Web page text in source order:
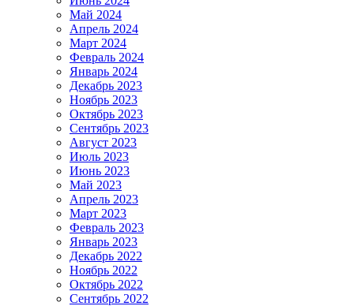
Май 2024
Апрель 2024
Март 2024
Февраль 2024
Январь 2024
Декабрь 2023
Ноябрь 2023
Октябрь 2023
Сентябрь 2023
Август 2023
Июль 2023
Июнь 2023
Май 2023
Апрель 2023
Март 2023
Февраль 2023
Январь 2023
Декабрь 2022
Ноябрь 2022
Октябрь 2022
Сентябрь 2022